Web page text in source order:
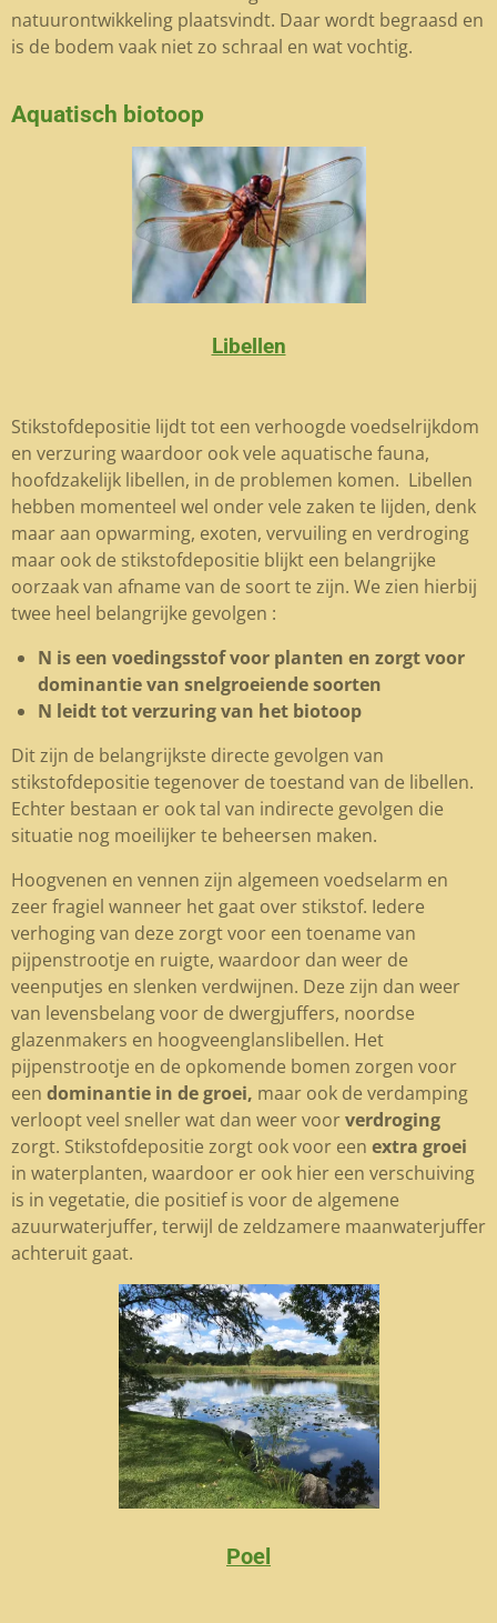
natuurontwikkeling plaatsvindt. Daar wordt begraasd en
is de bodem vaak niet zo schraal en wat vochtig.
Aquatisch biotoop
Libellen
Stikstofdepositie lijdt tot een verhoogde voedselrijkdom
en verzuring waardoor ook vele aquatische fauna,
hoofdzakelijk libellen, in de problemen komen. Libellen
hebben momenteel wel onder vele zaken te lijden, denk
maar aan opwarming, exoten, vervuiling en verdroging
maar ook de stikstofdepositie blijkt een belangrijke
oorzaak van afname van de soort te zijn. We zien hierbij
twee heel belangrijke gevolgen :
N is een voedingsstof voor planten en zorgt voor
dominantie van snelgroeiende soorten
N leidt tot verzuring van het biotoop
Dit zijn de belangrijkste directe gevolgen van
stikstofdepositie tegenover de toestand van de libellen.
Echter bestaan er ook tal van indirecte gevolgen die
situatie nog moeilijker te beheersen maken.
Hoogvenen en vennen zijn algemeen voedselarm en
zeer fragiel wanneer het gaat over stikstof. Iedere
verhoging van deze zorgt voor een toename van
pijpenstrootje en ruigte, waardoor dan weer de
veenputjes en slenken verdwijnen. Deze zijn dan weer
van levensbelang voor de dwergjuffers, noordse
glazenmakers en hoogveenglanslibellen. Het
pijpenstrootje en de opkomende bomen zorgen voor
een dominantie in de groei, maar ook de verdamping
verloopt veel sneller wat dan weer voorverdroging
zorgt. Stikstofdepositie zorgt ook voor een extra groei
in waterplanten, waardoor er ook hier een verschuiving
is in vegetatie, die positief is voor de algemene
azuurwaterjuffer, terwijl de zeldzamere maanwaterjuffer
achteruit gaat.
Poel